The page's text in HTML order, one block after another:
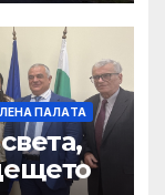
ПАЛAТА